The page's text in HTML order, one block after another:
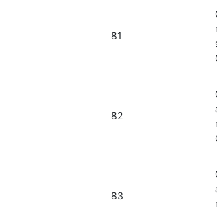
81
82
83